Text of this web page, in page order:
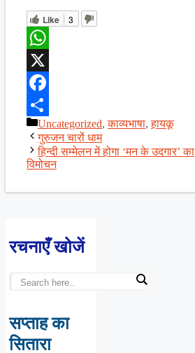
Like 3
WhatsApp
X
Facebook
Share
Categories
Uncategorized,काव्यभाषा,हायकू
गुरुजन चारों धाम
हिन्दी सम्मेलन में होगा ‘मन के उदगार’ का
विमोचन
रचनाएँ खोजें
सप्ताह का
सितारा